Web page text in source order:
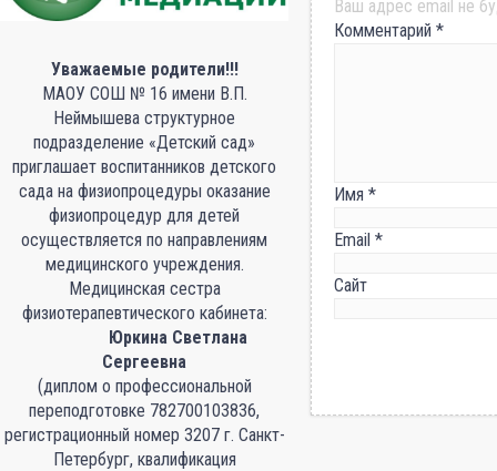
Уважаемые родители!!!
МАОУ СОШ № 16 имени В.П.
Неймышева структурное
подразделение «Детский сад»
приглашает воспитанников детского
сада на физиопроцедуры оказание
физиопроцедур для детей
осуществляется по направлениям
медицинского учреждения.
Медицинская сестра
физиотерапевтического кабинета:
Юркина Светлана
Сергеевна
(диплом о профессиональной
переподготовке 782700103836,
регистрационный номер 3207 г. Санкт-
Петербург, квалификация
Ваш адрес email не
Комментарий *
Имя *
Email *
Сайт